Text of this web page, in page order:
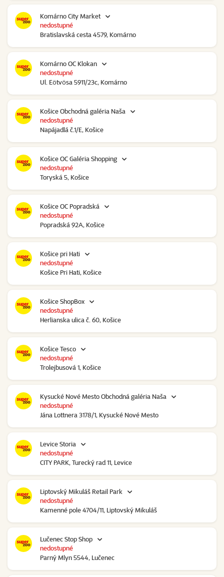
Komárno City Market
Bratislavská cesta 4579, Komárno
nedostupné
Komárno OC Klokan
Ul. Eötvösa 5911/23c, Komárno
nedostupné
Košice Obchodná galéria Naša
Napájadlá č.1/E, Košice
nedostupné
Košice OC Galéria Shopping
Toryská 5, Košice
nedostupné
Košice OC Popradská
Popradská 92A, Košice
nedostupné
Košice pri Hati
Košice Pri Hati, Košice
nedostupné
Košice ShopBox
Herlianska ulica č. 60, Košice
nedostupné
Košice Tesco
Trolejbusová 1, Košice
nedostupné
Kysucké Nové Mesto Obchodná galéria Naša
Jána Lottnera 3178/1, Kysucké Nové Mesto
nedostupné
Levice Storia
CITY PARK, Turecký rad 11, Levice
nedostupné
Liptovský Mikuláš Retail Park
Kamenné pole 4704/11, Liptovský Mikuláš
nedostupné
Lučenec Stop Shop
Parný Mlyn 5544, Lučenec
nedostupné